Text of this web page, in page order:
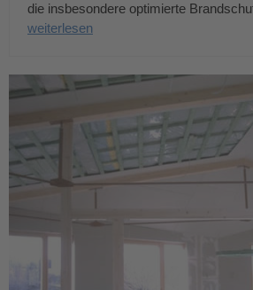
die insbesondere optimierte
weiterlesen